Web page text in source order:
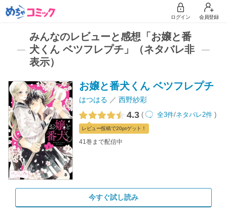
ログイン 会員登録
みんなのレビューと感想「お嬢と番
犬くん ベツフレプチ」（ネタバレ非
表示）
お嬢と番犬くん ベツフレプチ
はつはる 西野紗彩
4.3 ( 全3件/ネタバレ2件 )
レビュー投稿で20ptゲット！
41巻まで配信中
今すぐ試し読み